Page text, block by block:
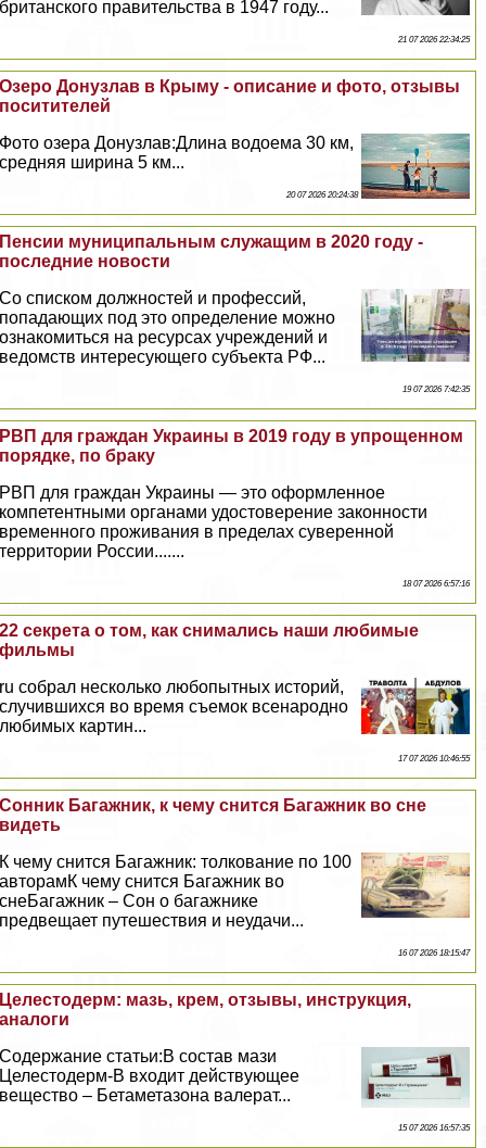
британского правительства в 1947 году...
21 07 2026 22:34:25
Озеро Донузлав в Крыму - описание и фото, отзывы
поситителей
Фото озера Донузлав:Длина водоема 30 км,
средняя ширина 5 км...
20 07 2026 20:24:38
Пенсии муниципальным служащим в 2020 году -
последние новости
Со списком должностей и профессий,
попадающих под это определение можно
ознакомиться на ресурсах учреждений и
ведомств интересующего субъекта РФ...
19 07 2026 7:42:35
РВП для граждан Украины в 2019 году в упрощенном
порядке, по бpaку
РВП для граждан Украины — это оформленное
компетентными органами удостоверение законности
временного проживания в пределах суверенной
территории России.......
18 07 2026 6:57:16
22 секрета о том, как снимались наши любимые
фильмы
ru собрал несколько любопытных историй,
случившихся во время съемок всенародно
любимых картин...
17 07 2026 10:46:55
Сонник Багажник, к чему снится Багажник во сне
видеть
К чему снится Багажник: толкование по 100
авторамК чему снится Багажник во
снеБагажник – Сон о багажнике
предвещает путешествия и неудачи...
16 07 2026 18:15:47
Целестодерм: мазь, крем, отзывы, инструкция,
аналоги
Содержание статьи:В состав мази
Целестодерм-В входит действующее
вещество – Бетаметазона валерат...
15 07 2026 16:57:35